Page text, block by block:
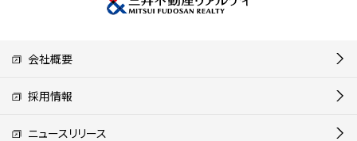
会社概要
採用情報
ニュースリリース